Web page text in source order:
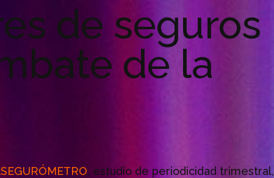
de seguros
de la
, estudio de periodicidad trimestral,